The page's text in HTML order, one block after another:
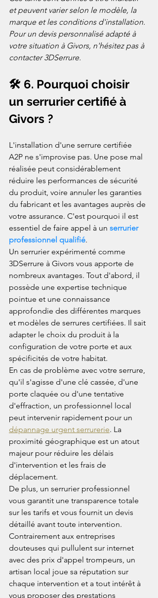
et peuvent varier selon le modèle, la
marque et les conditions d'installation.
Pour un devis personnalisé adapté à
votre situation à Givors, n'hésitez pas à
contacter 3DSerrure.
🛠️ 6. Pourquoi choisir
un serrurier certifié à
Givors ?
L'installation d'une serrure certifiée
A2P ne s'improvise pas. Une pose mal
réalisée peut considérablement
réduire les performances de sécurité
du produit, voire annuler les garanties
du fabricant et les avantages auprès de
votre assurance. C'est pourquoi il est
essentiel de faire appel à un serrurier
professionnel qualifié.
Un serrurier expérimenté comme
3DSerrure à Givors vous apporte de
nombreux avantages. Tout d'abord, il
possède une expertise technique
pointue et une connaissance
approfondie des différentes marques
et modèles de serrures certifiées. Il sait
adapter le choix du produit à la
configuration de votre porte et aux
spécificités de votre habitat.
En cas de problème avec votre serrure,
qu'il s'agisse d'une clé cassée, d'une
porte claquée ou d'une tentative
d'effraction, un professionnel local
peut intervenir rapidement pour un
dépannage urgent serrurerie. La
proximité géographique est un atout
majeur pour réduire les délais
d'intervention et les frais de
déplacement.
De plus, un serrurier professionnel
vous garantit une transparence totale
sur les tarifs et vous fournit un devis
détaillé avant toute intervention.
Contrairement aux entreprises
douteuses qui pullulent sur internet
avec des prix d'appel trompeurs, un
artisan local joue sa réputation sur
chaque intervention et a tout intérêt à
vous proposer des prestations